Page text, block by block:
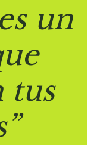
un
tus